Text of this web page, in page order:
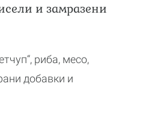
и замразени
риба, месо,
добавки и